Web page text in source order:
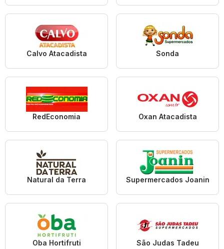
Calvo Atacadista Sonda
RedEconomia Oxan Atacadista
Natural da Terra Supermercados Joanin
Oba Hortifruti São Judas Tadeu